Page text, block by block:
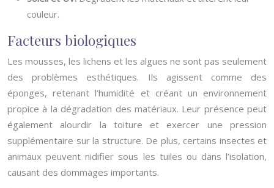
couleur.
Facteurs biologiques
Les mousses, les lichens et les algues ne sont pas seulement
des problèmes esthétiques. Ils agissent comme des
éponges, retenant l’humidité et créant un environnement
propice à la dégradation des matériaux. Leur présence peut
également alourdir la toiture et exercer une pression
supplémentaire sur la structure. De plus, certains insectes et
animaux peuvent nidifier sous les tuiles ou dans l’isolation,
causant des dommages importants.